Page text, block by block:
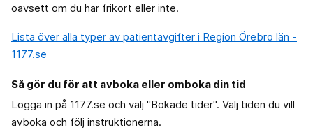
oavsett om du har frikort eller inte.
Lista över alla typer av patientavgifter i Region Örebro län -
1177.se
Så gör du för att avboka eller omboka din tid
Logga in på 1177.se och välj "Bokade tider". Välj tiden du vill
avboka och följ instruktionerna.